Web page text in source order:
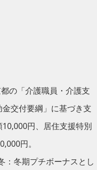
の「介護職員・介護支
交付要綱」に基づき支
円、居住支援特別
円。
：冬期プチボーナスとし